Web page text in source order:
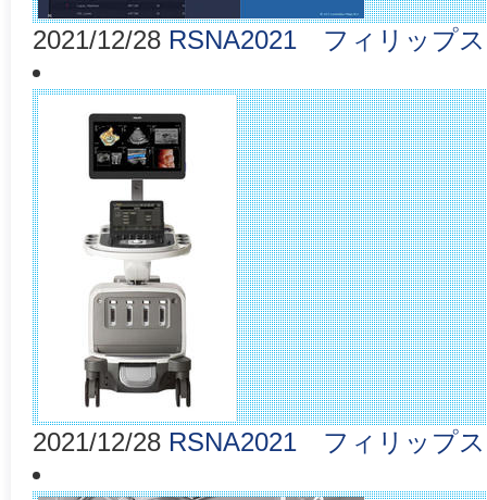
2021/12/28 RSNA2021 フィリップ
2021/12/28 RSNA2021 フィリップ